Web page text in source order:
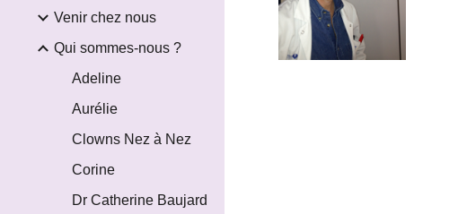
Venir chez nous
Qui sommes-nous ?
Adeline
Aurélie
Clowns Nez à Nez
Corine
Dr Catherine Baujard